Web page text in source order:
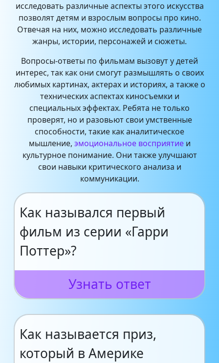
исследовать различные аспекты этого искусства
позволят детям и взрослым вопросы про кино.
Отвечая на них, можно исследовать различные
жанры, истории, персонажей и сюжеты.
Вопросы-ответы по фильмам вызовут у детей
интерес, так как они смогут размышлять о своих
любимых картинах, актерах и историях, а также о
технических аспектах киносъемки и
специальных эффектах. Ребята не только
проверят, но и разовьют свои умственные
способности, такие как аналитическое
мышление, эмоциональное восприятиеи
культурное понимание. Они также улучшают
свои навыки критического анализа и
коммуникации.
Как назывался первый
фильм из серии «Гарри
Поттер»?
Узнать ответ
Как называется приз,
который в Америке